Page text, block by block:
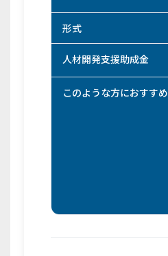
形式
人材開発支援助成金
このような方におすすめ